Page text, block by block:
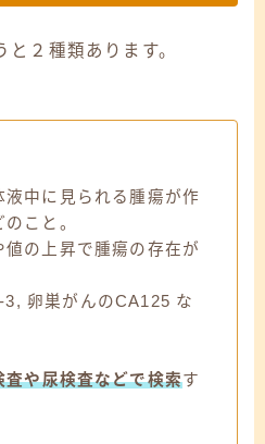
２種類あります。
液中に見られる腫瘍が作
こと。
値の上昇で腫瘍の存在が
卵巣がんのCA125 な
査や尿検査などで検索す